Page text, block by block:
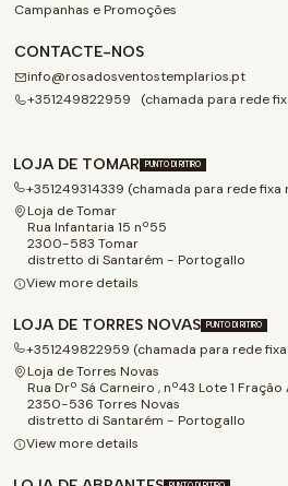
Campanhas e Promoções
CONTACTE-NOS
info@rosadosventostemplarios.pt
+351249822959 (chamada para rede
LOJA DE TOMAR PUNTO DI RITIRO
+351249314339 (chamada para rede fixa
Loja de Tomar
Rua Infantaria 15 nº55
2300-583 Tomar
distretto di Santarém - Portogallo
View more details
LOJA DE TORRES NOVAS PUNTO DI RITIRO
+351249822959 (chamada para rede
Loja de Torres Novas
Rua Drº Sá Carneiro , nº43 Lote 1 Fração
2350-536 Torres Novas
distretto di Santarém - Portogallo
View more details